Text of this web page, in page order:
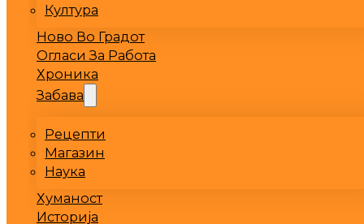
Култура
Ново Во Градот
Огласи За Работа
Хроника
Забава
Рецепти
Магазин
Наука
Хуманост
Историја